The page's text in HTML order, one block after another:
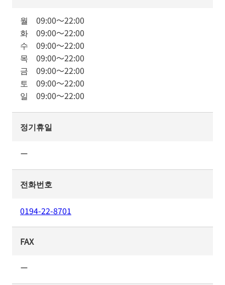
월 09:00～22:00
화 09:00～22:00
수 09:00～22:00
목 09:00～22:00
금 09:00～22:00
토 09:00～22:00
일 09:00～22:00
정기휴일
ー
전화번호
0194-22-8701
FAX
ー